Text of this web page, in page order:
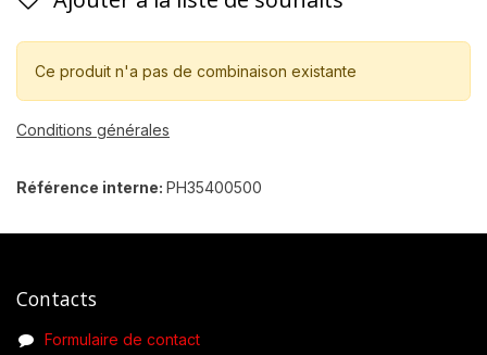
Ce produit n'a pas de combinaison existante
Conditions générales
Référence interne: PH35400500
Contacts
Formulaire de contact